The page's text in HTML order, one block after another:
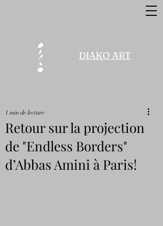
DIAKO ART
Retour sur la projection
de "Endless Borders"
d’Abbas Amini à Paris!
1 min de lecture